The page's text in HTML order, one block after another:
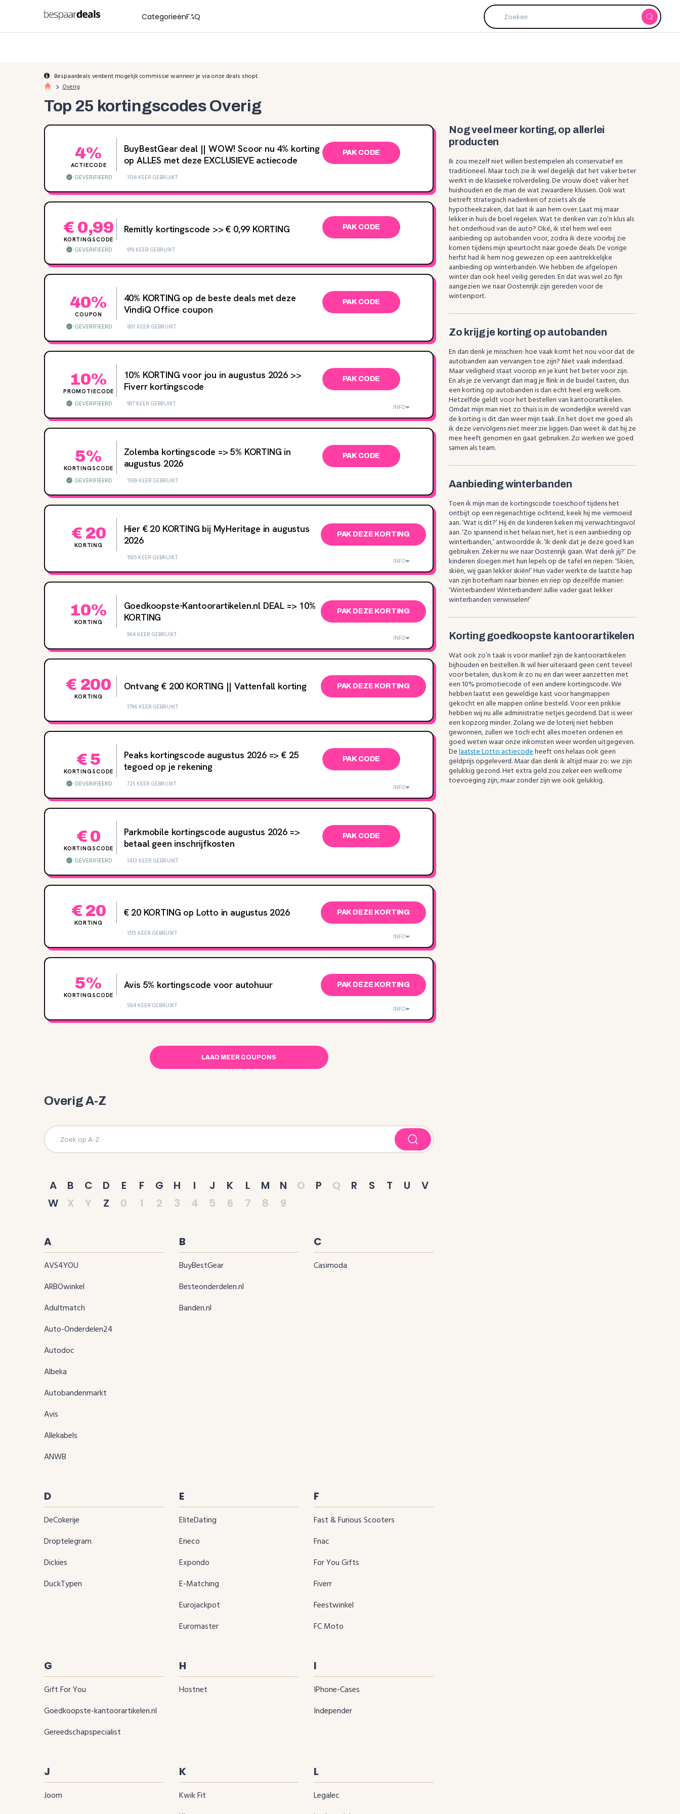
CategorieënFAQ
Bespaardeals verdient mogelijk commissie wanneer je via onze deals shopt.
Overig
Top 25 kortingscodes Overig
4%
ACTIECODE
BuyBestGear deal || WOW! Scoor nu 4‌% korting
op ALLES met deze EXCLUSIEVE actiecode
PAK CODE
GEVERIFIEERD 1136 KEER GEBRUIKT
€ 0,99
KORTINGSCODE
Remitly kortingscode >> € 0,99 KORTING PAK CODE
GEVERIFIEERD 919 KEER GEBRUIKT
40%
COUPON
40‌% KORTING op de beste deals met deze
VindiQ Office coupon
PAK CODE
GEVERIFIEERD 801 KEER GEBRUIKT
10%
PROMOTIECODE
10% KORTING voor jou in augustus 2026 >>
Fiverr kortingscode
PAK CODE
GEVERIFIEERD 907 KEER GEBRUIKT INFO
5%
KORTINGSCODE
Zolemba kortingscode => 5% KORTING in
augustus 2026
PAK CODE
GEVERIFIEERD 1569 KEER GEBRUIKT
€ 20
KORTING
Hier € 20 KORTING bij MyHeritage in augustus
2026
PAK DEZE KORTING
1935 KEER GEBRUIKT INFO
10%
KORTING
Goedkoopste-Kantoorartikelen.nl DEAL => 10%
KORTING
PAK DEZE KORTING
964 KEER GEBRUIKT INFO
€ 200
KORTING
Ontvang € 200 KORTING || Vattenfall korting PAK DEZE KORTING
1796 KEER GEBRUIKT
€ 5
KORTINGSCODE
Peaks kortingscode augustus 2026 => € 25
tegoed op je rekening
PAK CODE
GEVERIFIEERD 725 KEER GEBRUIKT INFO
€ 0
KORTINGSCODE
Parkmobile kortingscode augustus 2026 =>
betaal geen inschrijfkosten
PAK CODE
GEVERIFIEERD 1433 KEER GEBRUIKT
€ 20
KORTING
€ 20 KORTING op Lotto in augustus 2026 PAK DEZE KORTING
1515 KEER GEBRUIKT INFO
5%
KORTINGSCODE
Avis 5% kortingscode voor autohuur PAK DEZE KORTING
584 KEER GEBRUIKT INFO
LAAD MEER COUPONS
Overig A-Z
A B C D E F G H I J K L M N O P Q R S T U
V
W
X Y Z 0 1 2 3 4 5 6 7 8 9
A
AVS4YOU
ARBOwinkel
Adultmatch
Auto-Onderdelen24
Autodoc
Albeka
Autobandenmarkt
Avis
Allekabels
ANWB
B
BuyBestGear
Besteonderdelen.nl
Banden.nl
C
Casimoda
D
deCokerije
Droptelegram
Dickies
DuckTypen
E
EliteDating
Eneco
Expondo
e-Matching
Eurojackpot
Euromaster
F
Fast & Furious Scooters
Fnac
For You Gifts
Fiverr
Feestwinkel
FC Moto
G
Gift For You
Goedkoopste-kantoorartikelen.nl
Gereedschapspecialist
H
Hostnet
I
iPhone-Cases
Independer
J
Joom
K
Kwik Fit
L
Legalec
Nog veel meer korting, op allerlei
producten
Ik zou mezelf niet willen bestempelen als conservatief en
traditioneel. Maar toch zie ik wel degelijk dat het vaker beter
werkt in de klassieke rolverdeling. De vrouw doet vaker het
huishouden en de man de wat zwaardere klussen. Ook wat
betreft strategisch nadenken of zoiets als de
hypotheekzaken, dat laat ik aan hem over. Laat mij maar
lekker in huis de boel regelen. Wat te denken van zo’n klus als
het onderhoud van de auto? Oké, ik stel hem wel een
aanbieding op autobanden voor, zodra ik deze voorbij zie
komen tijdens mijn speurtocht naar goede deals. De vorige
herfst had ik hem nog gewezen op een aantrekkelijke
aanbieding op winterbanden. We hebben de afgelopen
winter dan ook heel veilig gereden. En dat was wel zo fijn
aangezien we naar Oostenrijk zijn gereden voor de
wintersport.
Zo krijg je korting op autobanden
En dan denk je misschien: hoe vaak komt het nou voor dat de
autobanden aan vervangen toe zijn? Niet vaak inderdaad.
Maar veiligheid staat voorop en je kunt het beter voor zijn.
En als je ze vervangt dan mag je flink in de buidel tasten, dus
een korting op autobanden is dan echt heel erg welkom.
Hetzelfde geldt voor het bestellen van kantoorartikelen.
Omdat mijn man niet zo thuis is in de wonderlijke wereld van
de korting is dit dan weer mijn taak. En het doet me goed als
ik deze vervolgens niet meer zie liggen. Dan weet ik dat hij ze
mee heeft genomen en gaat gebruiken. Zo werken we goed
samen als team.
Aanbieding winterbanden
Toen ik mijn man de kortingscode toeschoof tijdens het
ontbijt op een regenachtige ochtend, keek hij me vermoeid
aan. ‘Wat is dit?’ Hij én de kinderen keken mij verwachtingsvol
aan. ‘Zo spannend is het helaas niet, het is een aanbieding op
winterbanden,’ antwoordde ik. ‘Ik denk dat je deze goed kan
gebruiken. Zeker nu we naar Oostenrijk gaan. Wat denk jij?’ De
kinderen sloegen met hun lepels op de tafel en riepen: ‘Skiën,
skiën, wij gaan lekker skiën!’ Hun vader werkte de laatste hap
van zijn boterham naar binnen en riep op dezelfde manier:
‘Winterbanden! Winterbanden! Jullie vader gaat lekker
winterbanden verwisselen!’
Korting goedkoopste kantoorartikelen
Wat ook zo’n taak is voor manlief zijn de kantoorartikelen
bijhouden en bestellen. Ik wil hier uiteraard geen cent teveel
voor betalen, dus kom ik zo nu en dan weer aanzetten met
een 10% promotiecode of een andere kortingscode. We
hebben laatst een geweldige kast voor hangmappen
gekocht en alle mappen online besteld. Voor een prikkie
hebben wij nu alle administratie netjes geordend. Dat is weer
een kopzorg minder. Zolang we de loterij niet hebben
gewonnen, zullen we toch echt alles moeten ordenen en
goed weten waar onze inkomsten weer worden uitgegeven.
Delaatste Lotto actiecodeheeft ons helaas ook geen
geldprijs opgeleverd. Maar dan denk ik altijd maar zo: we zijn
gelukkig gezond. Het extra geld zou zeker een welkome
toevoeging zijn, maar zonder zijn we ook gelukkig.